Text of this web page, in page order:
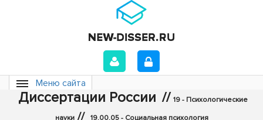
Меню сайта
Диссертации России // 19 - Психологические
науки // 19.00.05 - Социальная психология